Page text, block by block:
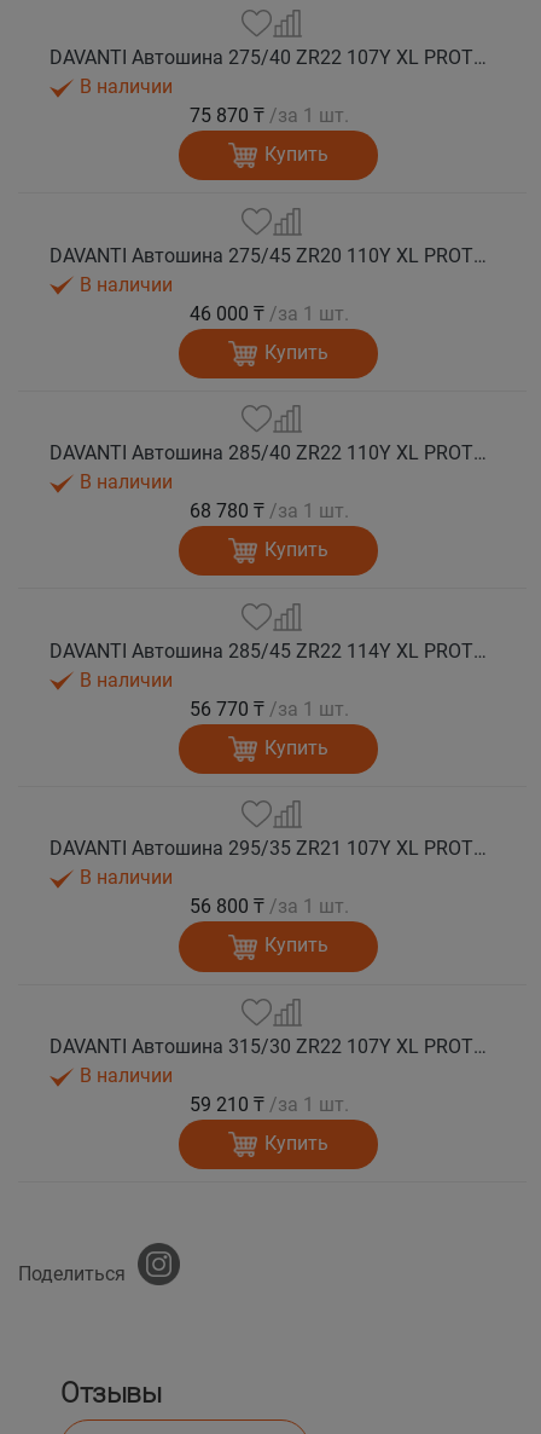
DAVANTI Автошина 275/40 ZR22 107Y XL PROTOURA SPORT RPR лето
В наличии
75 870 ₸ /за 1 шт.
Купить
DAVANTI Автошина 275/45 ZR20 110Y XL PROTOURA SPORT RPR лето
В наличии
46 000 ₸ /за 1 шт.
Купить
DAVANTI Автошина 285/40 ZR22 110Y XL PROTOURA SPORT RPR лето
В наличии
68 780 ₸ /за 1 шт.
Купить
DAVANTI Автошина 285/45 ZR22 114Y XL PROTOURA SPORT RPR лето
В наличии
56 770 ₸ /за 1 шт.
Купить
DAVANTI Автошина 295/35 ZR21 107Y XL PROTOURA SPORT RPR лето
В наличии
56 800 ₸ /за 1 шт.
Купить
DAVANTI Автошина 315/30 ZR22 107Y XL PROTOURA SPORT RPR лето
В наличии
59 210 ₸ /за 1 шт.
Купить
Поделиться
Отзывы